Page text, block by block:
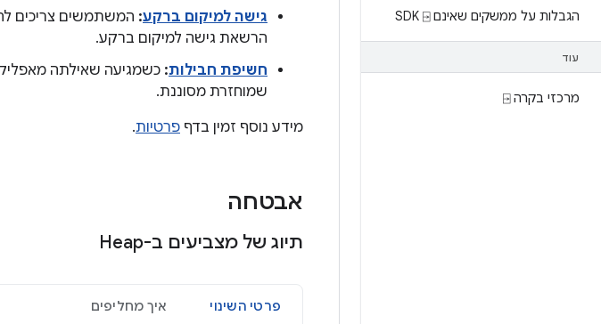
הגבלות על ממשקים שאינם SDK ⍈
עוד
מרכזי בקרה ⍈
גישה למיקום ברקע: המשתמשים צריכים
הרשאת גישה למיקום ברקע.
חשיפת חבילות: כשמגיעה שאילתה
שמוחזרת מסוננת.
מידע נוסף זמין בדף פרטיות.
אבטחה
תיוג של מצביעים ב-Heap
פרטי השינוי איך מחליפים